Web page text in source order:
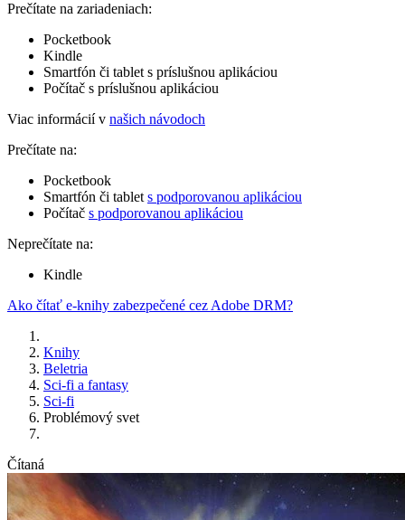
Prečítate na zariadeniach:
Pocketbook
Kindle
Smartfón či tablet s príslušnou aplikáciou
Počítač s príslušnou aplikáciou
Viac informácií v našich návodoch
Prečítate na:
Pocketbook
Smartfón či tablet s podporovanou aplikáciou
Počítač s podporovanou aplikáciou
Neprečítate na:
Kindle
Ako čítať e-knihy zabezpečené cez Adobe DRM?
Knihy
Beletria
Sci-fi a fantasy
Sci-fi
Problémový svet
Čítaná